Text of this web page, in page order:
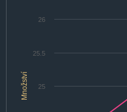
Množství 25
25.5
26